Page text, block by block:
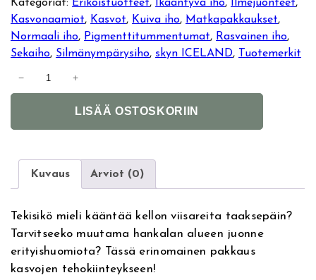
Kategoriat: Erikoistuotteet, Ikääntyvä iho, Ilmejuonteet
Kasvonaamiot, Kasvot, Kuiva iho, Matkapakkaukset
Normaali iho, Pigmenttitummentumat, Rasvainen iho
Sekaiho, Silmänympärysiho, skyn ICELAND,
Tuotemerkit
L
N
D
F
a
− +
LISÄÄ OSTOSKORIIN
n
t
i
Kuvaus Arviot (0)
Tekisikö mieli kääntää kellon viisareita taaksepäin?
Tarvitseeko muutama hankalan alueen juonne
erityishuomiota? Tässä erinomainen pakkaus
kasvojen tehokiinteykseen!